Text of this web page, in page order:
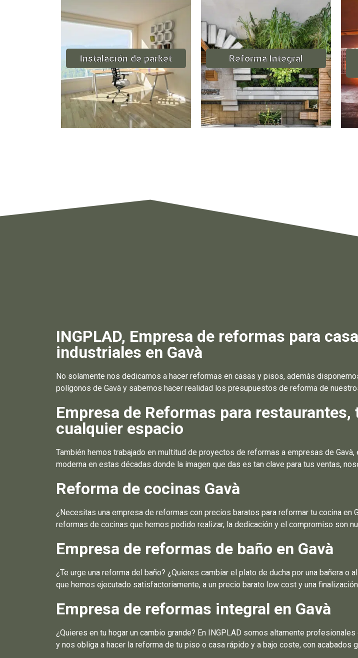
Instalación de parket Reforma Integral
INGPLAD, Empresa de reformas para
industriales en Gavà
No solamente nos dedicamos a hacer reformas en casas y pisos, además
polígonos de Gavà y sabemos hacer realidad los presupuestos de reforma de
Empresa de Reformas para
cualquier espacio
También hemos trabajado en multitud de proyectos de reformas a empresas de
moderna en estas décadas donde la imagen que das es tan clave para tus ventas,
Reforma de cocinas Gavà
¿Necesitas una empresa de reformas con precios baratos para reformar tu cocina en
reformas de cocinas que hemos podido realizar, la dedicación y el compromiso son
Empresa de reformas de baño en Gavà
¿Te urge una reforma del baño? ¿Quieres cambiar el plato de ducha por una bañera
que hemos ejecutado satisfactoriamente, a un precio barato low cost y una
Empresa de reformas integral en Gavà
¿Quieres en tu hogar un cambio grande? En INGPLAD somos altamente
y nos obliga a hacer la reforma de tu piso o casa rápido y a bajo coste, con acabados